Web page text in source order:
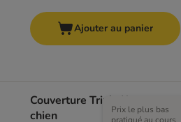
Ajouter au panier
Couverture Trixie Kenny pour
chien
Prix le plus bas